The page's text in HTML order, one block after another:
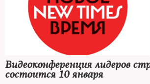
Видеоконференция лидеров
состоится 10 января